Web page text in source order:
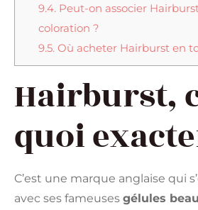
9.4.Peut-on associer
coloration ?
9.5.Où acheter Hairburst en
Hairburst,
quoi
C’est une marque anglaise qui
avec ses fameuses gélules